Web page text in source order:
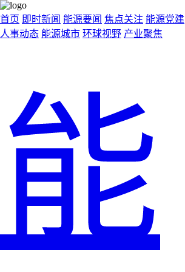
首页 即时新闻 能源要闻 焦点关注 能源党建
人事动态 能源城市 环球视野 产业聚焦
能